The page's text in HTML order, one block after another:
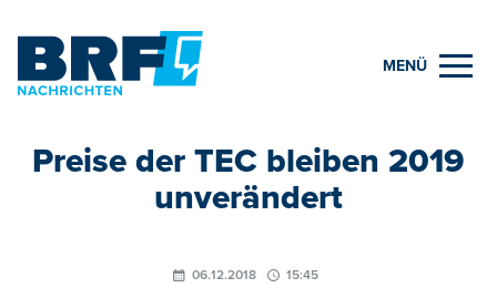
MENÜ
Preise der TEC bleiben 2019
unverändert
06.12.2018 15:45